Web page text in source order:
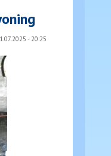
- 20:25